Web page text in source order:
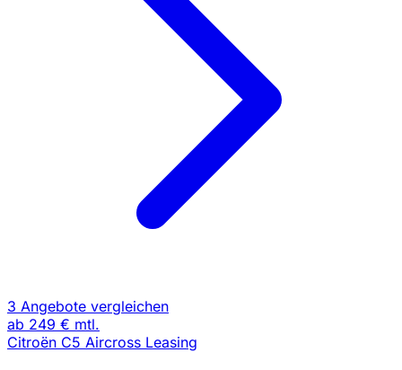
3 Angebote vergleichen
ab 249 € mtl.
Citroën C5 Aircross Leasing